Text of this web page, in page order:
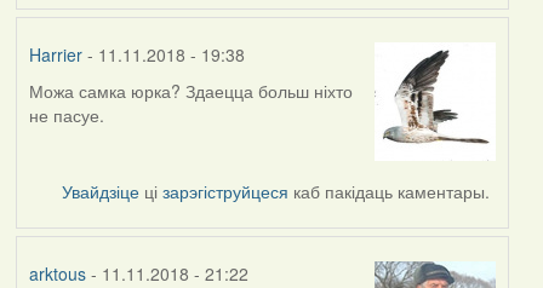
Harrier- 11.11.2018 - 19:38
In
reply
Harrier
Можа самка юрка? Здаецца больш ніхто
не пасуе.
Увайдзіце цізарэгіструйцеся каб пакідаць каментары.
arktous- 11.11.2018 - 21:22